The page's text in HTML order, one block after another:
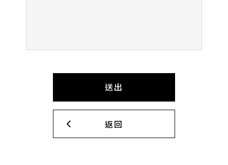
返回
送出